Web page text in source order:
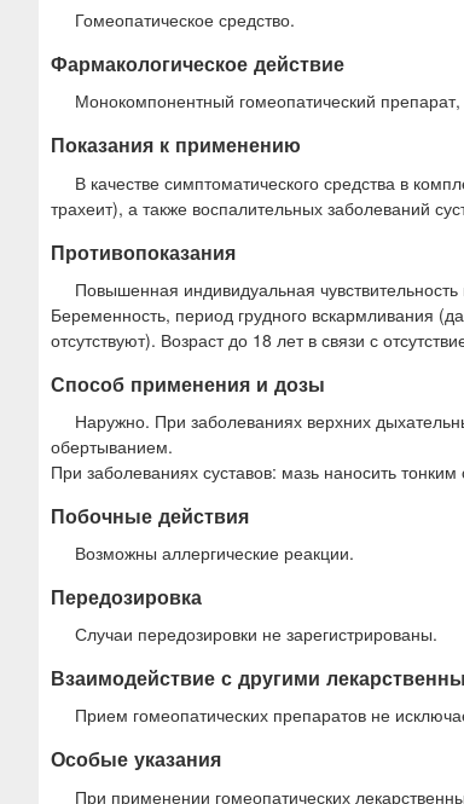
Гомеопатическое средство.
Фармакологическое действие
Монокомпонентный гомеопатический
Показания к применению
В качестве симптоматического средства в
трахеит), а также воспалительных заболеваний
Противопоказания
Повышенная индивидуальная
Беременность, период грудного вскармливания
отсутствуют). Возраст до 18 лет в связи с
Способ применения и дозы
Наружно. При заболеваниях верхних
обертыванием.
При заболеваниях суставов: мазь наносить
Побочные действия
Возможны аллергические реакции.
Передозировка
Случаи передозировки не зарегистрированы.
Взаимодействие с другими
Прием гомеопатических препаратов не
Особые указания
При применении гомеопатических